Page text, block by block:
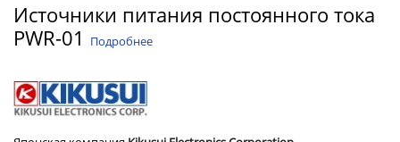
Источники питания постоянного тока
PWR-01
Подробнее